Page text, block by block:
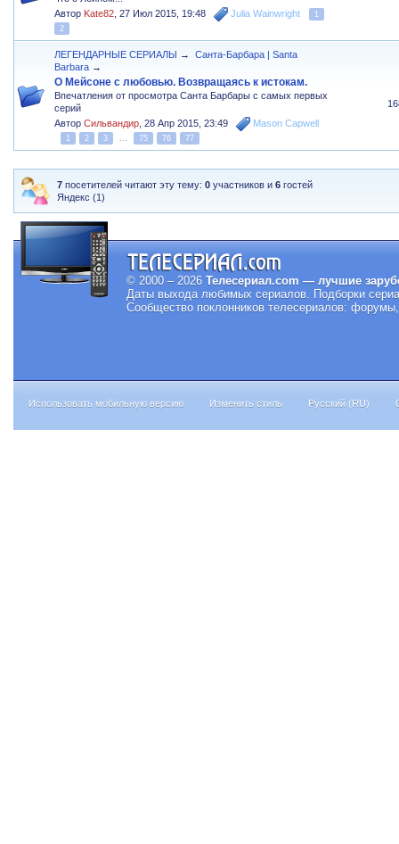
Автор Kate82 ,27 Июл 2015, 19:48 Julia Wainwright
1
2
ЛЕГЕНДАРНЫЕ СЕРИАЛЫ →
Санта-Барбара | Santa
Barbara →
О Мейсоне с любовью. Возвращаясь к истокам.
Впечатления от просмотра Санта Барбары с самых первых
серий
АвторСильвандир ,28 Апр 2015, 23:49 Mason Capwell
1 2 3 ... 75 76 77
7 посетителей читают эту тему:0 участников и6 гостей
Яндекс (1)
© 2000 – 2026 Телесериал.com — лучшие
Даты выхода любимых сериалов. Подборки
Сообщество поклонников телесериалов:
Использовать мобильную версию Изменить стиль Русский (RU)